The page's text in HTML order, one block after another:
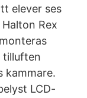
elever ses
Rex
tilluften
kammare.
LCD-